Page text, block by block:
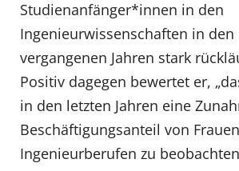
Studienanfänger*innen in den
Ingenieurwissenschaften in den
vergangenen Jahren stark
Positiv dagegen bewertet er,
in den letzten Jahren eine
Beschäftigungsanteil von
Ingenieurberufen zu